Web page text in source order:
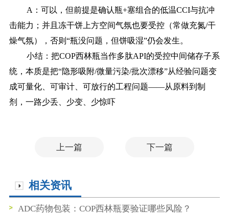
A：可以，但前提是确认瓶+塞组合的低温CCI与抗冲
击能力；并且冻干饼上方空间气氛也要受控（常做充氮/干
燥气氛），否则“瓶没问题，但饼吸湿”仍会发生。
小结：把COP西林瓶当作多肽API的受控中间储存子系
统，本质是把“隐形吸附/微量污染/批次漂移”从经验问题变
成可量化、可审计、可放行的工程问题——从原料到制
剂，一路少丢、少变、少惊吓
上一篇 下一篇
相关资讯
ADC药物包装：COP西林瓶要验证哪些风险？